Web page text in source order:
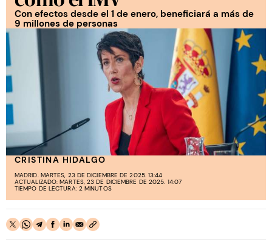
Con efectos desde el 1 de enero, beneficiará a más de
9 millones de personas
CRISTINA HIDALGO
MADRID. MARTES, 23 DE DICIEMBRE DE 2025. 13:44
ACTUALIZADO: MARTES, 23 DE DICIEMBRE DE 2025. 14:07
TIEMPO DE LECTURA: 2 MINUTOS